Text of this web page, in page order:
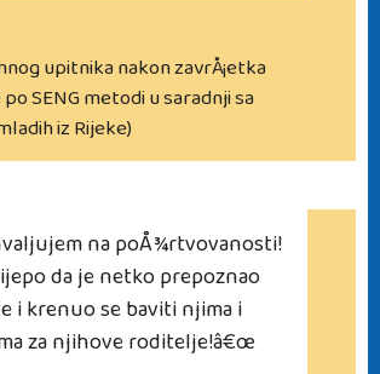
upitnika nakon zavrÅ¡etka
SENG metodi u saradnji sa
iz Rijeke)
na poÅ¾rtvovanosti!
da je netko prepoznao
i krenuo se baviti njima i
za njihove roditelje!â€œ